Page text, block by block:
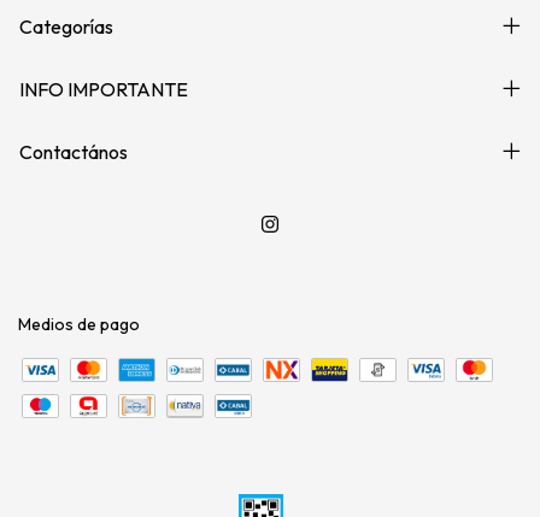
Categorías
INFO IMPORTANTE
Contactános
Medios de pago